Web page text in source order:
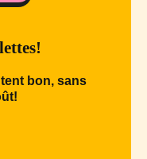
bon, sans